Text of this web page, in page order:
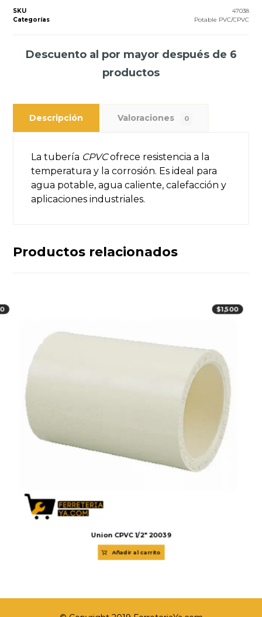
SKU
47038
Categorías
Potable PVC/CPVC
Descuento al por mayor después de 6
productos
Descripción Valoraciones 0
La tubería CPVCofrece resistencia a la
temperatura y la corrosión. Es ideal para
agua potable, agua caliente, calefacción y
aplicaciones industriales.
Productos relacionados
Union CPVC 1/2″ 20039
$1,500
Añadir al carrito